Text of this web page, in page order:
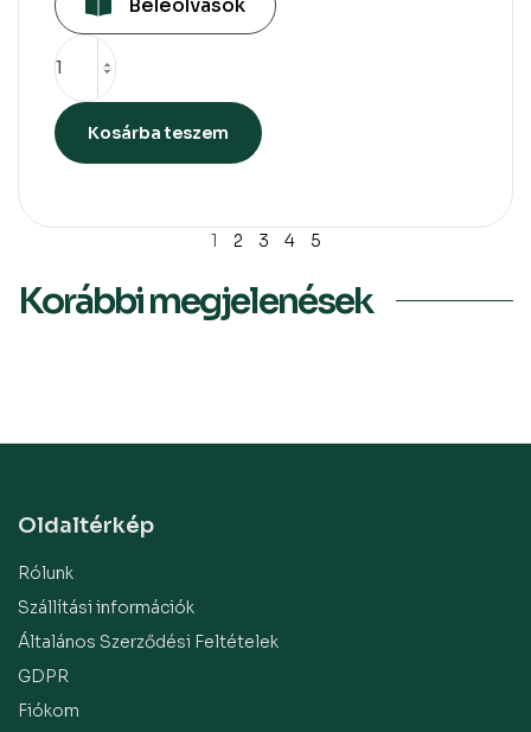
Beleolvasok
Kosárba teszem
1 2 3 4 5
Korábbi megjelenések
Oldaltérkép
Rólunk
Szállítási információk
Általános Szerződési Feltételek
GDPR
Fiókom